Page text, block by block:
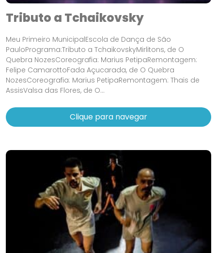
Tributo a Tchaikovsky
Meu Primeiro MunicipalEscola de Dança de São
PauloPrograma:Tributo a TchaikovskyMirlitons, de O
Quebra NozesCoreografia: Marius PetipaRemontagem:
Felipe CamarottoFada Açucarada, de O Quebra
NozesCoreografia: Marius PetipaRemontagem: Thais de
AssisValsa das Flores, de O...
Clique para navegar